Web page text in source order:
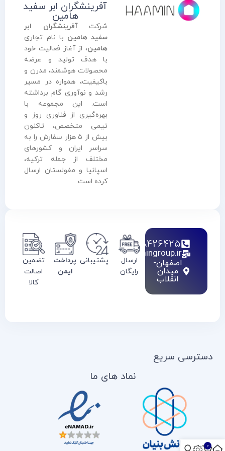
02128426425
info@haamingroup.ir
اصفهان-
میدان
انقلاب
ارسال
رایگان
پشتیبانی پرداخت
ایمن
تضمین
اصالت
کالا
آفرینشگران ابر سفید
هامین
شرکتآفرینشگران ابر
سفید هامین با نام تجاری
هامین، از آغاز فعالیت خود
با هدف تولید و عرضه
محصولات هوشمند، مدرن و
باکیفیت، همواره در مسیر
رشد و نوآوری گام برداشته
است. این مجموعه با
بهره‌گیری از فناوری روز و
تیمی متخصص، تاکنون
بیش از ۵ هزار سفارش را به
سراسر ایران و کشورهای
مختلف از جمله ترکیه،
اسپانیا و مغولستان ارسال
کرده است.
دسترسی سریع
نماد های ما
0